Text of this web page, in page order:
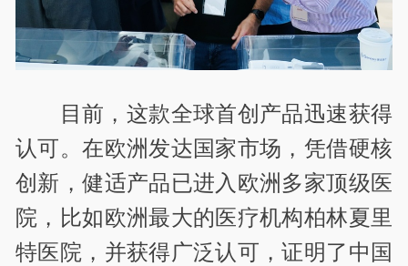
目前，这款全球首创产品迅速获得
认可。在欧洲发达国家市场，凭借硬核
创新，健适产品已进入欧洲多家顶级医
院，比如欧洲最大的医疗机构柏林夏里
特医院，并获得广泛认可，证明了中国